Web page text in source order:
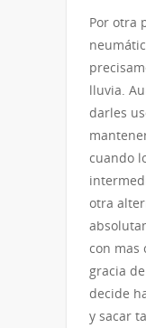
Por otra
lluvia.
darles
cuando
otra
con mas
gracia
decide
y sacar